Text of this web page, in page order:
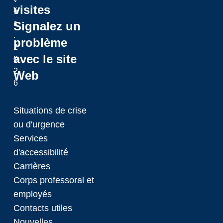
visites
Signalez un
problème
avec le site
Web
Situations de crise
ou d'urgence
Services
d'accessibilité
Carrières
Corps professoral et
employés
Contacts utiles
é
s
.
2
0
2
6